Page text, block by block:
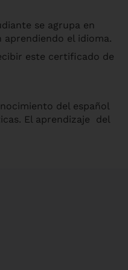
se agrupa en
el idioma.
este certificado de
del español
El aprendizaje del